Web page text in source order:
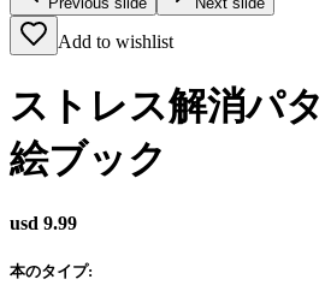
Add to wishlist
ストレス解消パ
絵ブック
usd 9.99
本のタイプ: